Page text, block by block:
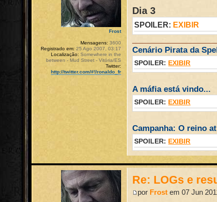
Dia 3
SPOILER: EXIBIR
Cenário Pirata da
SPOILER: EXIBIR
A máfia está vindo...
SPOILER: EXIBIR
Campanha: O reino
SPOILER: EXIBIR
Frost
Mensagens: 3600
Registrado em: 25 Ago 2007, 03:17
Localização: Somewhere in the
between - Mud Street - Vitória/ES
Twitter:
http://twitter.com/#!/ronaldo_fr
Re: LOGs e
por Frost em 07 Jun